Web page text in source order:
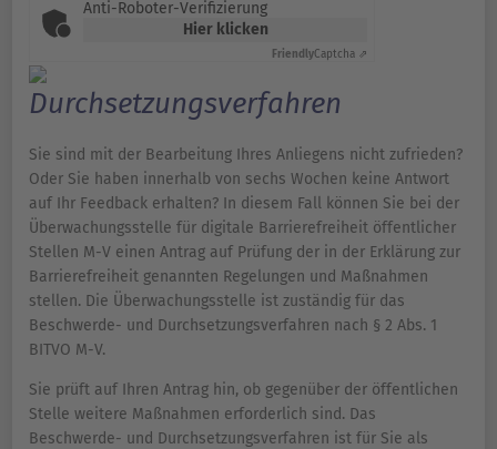
Anti-Roboter-Verifizierung
Hier klicken
FriendlyCaptcha ⇗
Durchsetzungsverfahren
Sie sind mit der Bearbeitung Ihres Anliegens nicht zufrieden?
Oder Sie haben innerhalb von sechs Wochen keine Antwort
auf Ihr Feedback erhalten? In diesem Fall können Sie bei der
Überwachungsstelle für digitale Barrierefreiheit öffentlicher
Stellen M-V einen Antrag auf Prüfung der in der Erklärung zur
Barrierefreiheit genannten Regelungen und Maßnahmen
stellen. Die Überwachungsstelle ist zuständig für das
Beschwerde- und Durchsetzungsverfahren nach § 2 Abs. 1
BITVO M-V.
Sie prüft auf Ihren Antrag hin, ob gegenüber der öffentlichen
Stelle weitere Maßnahmen erforderlich sind. Das
Beschwerde- und Durchsetzungsverfahren ist für Sie als